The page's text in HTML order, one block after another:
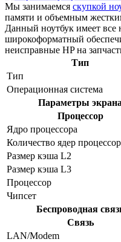
Мы занимаемся скупкой
памяти и объемным
Данный ноутбук имеет
широкоформатный
неисправные HP на
Тип
Тип
Операционная система
Параметры экрана
Процессор
Ядро процессора
Количество ядер
Размер кэша L2
Размер кэша L3
Процессор
Чипсет
Беспроводная
Связь
LAN/Modem